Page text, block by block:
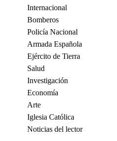
Internacional
Bomberos
Policía Nacional
Armada Española
Ejército de Tierra
Salud
Investigación
Economía
Arte
Iglesia Católica
Noticias del lector